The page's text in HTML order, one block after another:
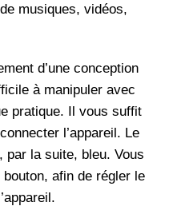
musiques, vidéos,
d’une conception
à manipuler avec
pratique. Il vous suffit
l’appareil. Le
par la suite, bleu. Vous
afin de régler le